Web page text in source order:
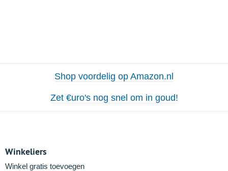
Shop voordelig op Amazon.nl
Zet €uro's nog snel om in goud!
Winkeliers
Winkel gratis toevoegen